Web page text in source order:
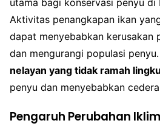
utama bagi konservasi penyu di
Aktivitas penangkapan ikan
dapat menyebabkan kerusakan
dan mengurangi populasi penyu.
nelayan yang tidak ramah
penyu dan menyebabkan
Pengaruh Perubahan Iklim